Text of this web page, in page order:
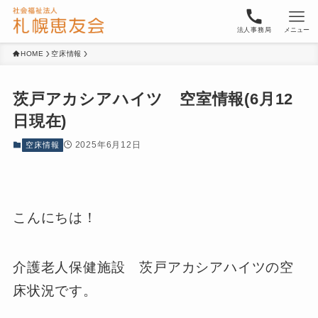
法人事務局 メニュー
HOME 空床情報
茨戸アカシアハイツ 空室情報(6月12
日現在)
空床情報 2025年6月12日
こんにちは！
介護老人保健施設 茨戸アカシアハイツの空
床状況です。